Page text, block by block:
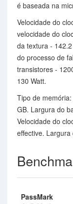
é baseada na
Velocidade do
velocidade do
da textura -
do processo de
transistores -
130 Watt.
Tipo de
GB. Largura do
Velocidade do
effective.
PassMark